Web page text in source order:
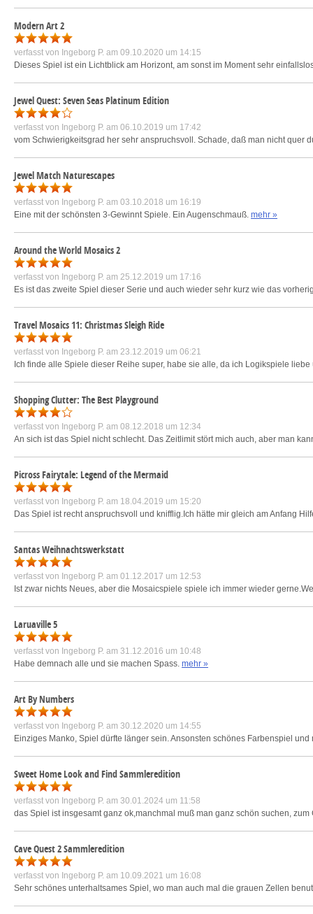
Modern Art 2
verfasst von Ingeborg P. am 09.10.2020 um 14:15
Dieses Spiel ist ein Lichtblick am Horizont, am sonst im Moment sehr
Jewel Quest: Seven Seas Platinum Edition
verfasst von Ingeborg P. am 06.10.2019 um 17:42
vom Schwierigkeitsgrad her sehr anspruchsvoll. Schade, daß man nicht
Jewel Match Naturescapes
verfasst von Ingeborg P. am 03.10.2018 um 16:19
Eine mit der schönsten 3-Gewinnt Spiele. Ein Augenschmauß. mehr »
Around the World Mosaics 2
verfasst von Ingeborg P. am 25.12.2019 um 17:16
Es ist das zweite Spiel dieser Serie und auch wieder sehr kurz wie das
Travel Mosaics 11: Christmas Sleigh Ride
verfasst von Ingeborg P. am 23.12.2019 um 06:21
Ich finde alle Spiele dieser Reihe super, habe sie alle, da ich Logikspiele
Shopping Clutter: The Best Playground
verfasst von Ingeborg P. am 08.12.2018 um 12:34
An sich ist das Spiel nicht schlecht. Das Zeitlimit stört mich auch, aber man
Picross Fairytale: Legend of the Mermaid
verfasst von Ingeborg P. am 18.04.2019 um 15:20
Das Spiel ist recht anspruchsvoll und knifflig.Ich hätte mir gleich am Anfang
Santas Weihnachtswerkstatt
verfasst von Ingeborg P. am 01.12.2017 um 12:53
Ist zwar nichts Neues, aber die Mosaicspiele spiele ich immer wieder
Laruaville 5
verfasst von Ingeborg P. am 31.12.2016 um 10:48
Habe demnach alle und sie machen Spass. mehr »
Art By Numbers
verfasst von Ingeborg P. am 30.12.2020 um 14:55
Einziges Manko, Spiel dürfte länger sein. Ansonsten schönes Farbenspiel
Sweet Home Look and Find Sammleredition
verfasst von Ingeborg P. am 30.01.2024 um 11:58
das Spiel ist insgesamt ganz ok,manchmal muß man ganz schön suchen,
Cave Quest 2 Sammleredition
verfasst von Ingeborg P. am 10.09.2021 um 16:08
Sehr schönes unterhaltsames Spiel, wo man auch mal die grauen Zellen